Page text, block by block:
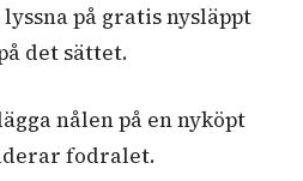
på gratis nysläppt
det sättet.
nålen på en nyköpt
fodralet.